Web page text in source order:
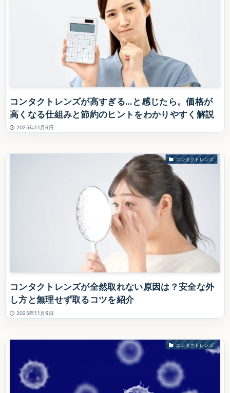
コンタクトレンズが高すぎる…と感じたら。価格が
高くなる仕組みと節約のヒントをわかりやすく解説
2025年11月6日
コンタクトレンズ
コンタクトレンズが全然取れない原因は？安全な外
し方と無理せず取るコツを紹介
2025年11月6日
コンタクトレンズ